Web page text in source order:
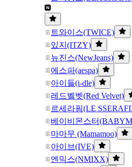
트와이스(TWICE)
있지(ITZY)
뉴진스(NewJeans)
에스파(aespa)
아이들(i-dle)
레드벨벳(Red Velvet)
르세라핌(LE
베이비몬스터
마마무 (Mamamoo)
아이브(IVE)
엔믹스(NMIXX)